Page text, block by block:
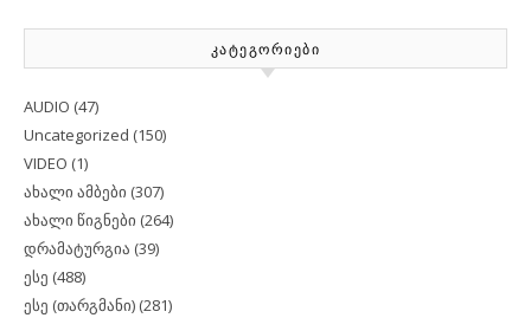
ᲙᲐᲢᲔᲒᲝᲠᲘᲔᲑᲘ
AUDIO (47)
Uncategorized (150)
VIDEO (1)
ახალი ამბები (307)
ახალი წიგნები (264)
დრამატურგია (39)
ესე (488)
ესე (თარგმანი) (281)